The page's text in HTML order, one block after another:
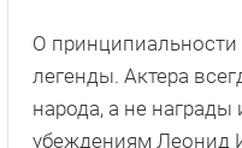
О
легенды. Актера
народа, а не
убеждениям Леонид